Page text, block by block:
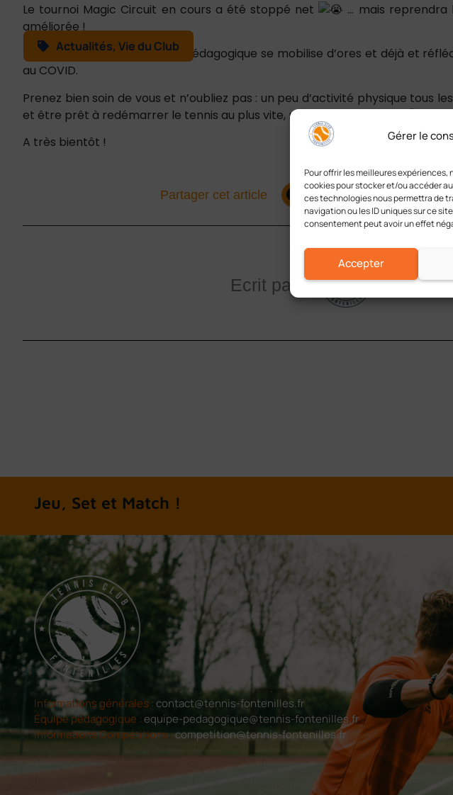
Gérer le
Pour offrir les meilleures
cookies pour stocker et/ou accéder
ces technologies nous permettra de
navigation ou les ID uniques sur ce
consentement peut avoir un effet
Accepter
Actualités, Vie du Club
Le tournoi Magic Circuit en cours a été stoppé net
… mais reprendra
améliorée !
Le bureau associé à l’équipe pédagogique se mobilise d’ores et déjà et
au COVID.
Prenez bien soin de vous et n’oubliez pas : un peu d’activité physique tous
et être prêt à redémarrer le tennis au plus vite, nous l’espérons tous
A très bientôt !
Partager cet article
Ecrit par : TCF
A chacun son tennis
Informations générales :contact@tennis-fontenilles.fr
Équipe pédagogique :equipe-pedagogique@tennis-fontenilles.fr
Informations Compétitions :competition@tennis-fontenilles.fr